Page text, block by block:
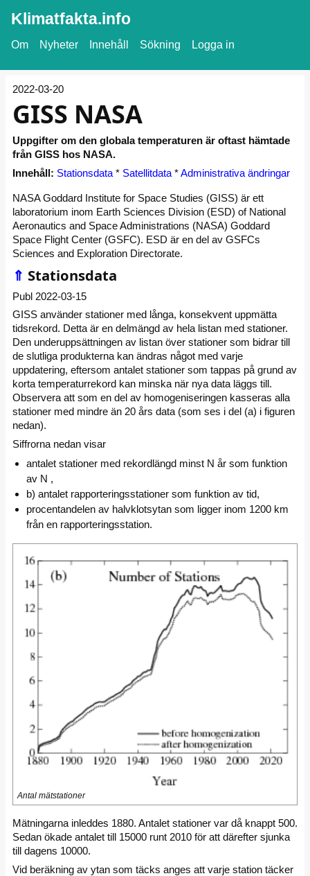
Klimatfakta.info
Om Nyheter Innehåll Sökning Logga in
2022-03-20
GISS NASA
Uppgifter om den globala temperaturen är oftast hämtade
från GISS hos NASA.
Innehåll: Stationsdata * Satellitdata *Administrativa ändringar
NASA Goddard Institute for Space Studies (GISS) är ett
laboratorium inom Earth Sciences Division (ESD) of National
Aeronautics and Space Administrations (NASA) Goddard
Space Flight Center (GSFC). ESD är en del av GSFCs
Sciences and Exploration Directorate.
⇑ Stationsdata
Publ 2022-03-15
GISS använder stationer med långa, konsekvent uppmätta
tidsrekord. Detta är en delmängd av hela listan med stationer.
Den underuppsättningen av listan över stationer som bidrar till
de slutliga produkterna kan ändras något med varje
uppdatering, eftersom antalet stationer som tappas på grund av
korta temperaturrekord kan minska när nya data läggs till.
Observera att som en del av homogeniseringen kasseras alla
stationer med mindre än 20 års data (som ses i del (a) i figuren
nedan).
Siffrorna nedan visar
antalet stationer med rekordlängd minst N år som funktion
av N ,
b) antalet rapporteringsstationer som funktion av tid,
procentandelen av halvklotsytan som ligger inom 1200 km
från en rapporteringsstation.
Antal mätstationer
Mätningarna inleddes 1880. Antalet stationer var då knappt 500.
Sedan ökade antalet till 15000 runt 2010 för att därefter sjunka
till dagens 10000.
Vid beräkning av ytan som täcks anges att varje station täcker